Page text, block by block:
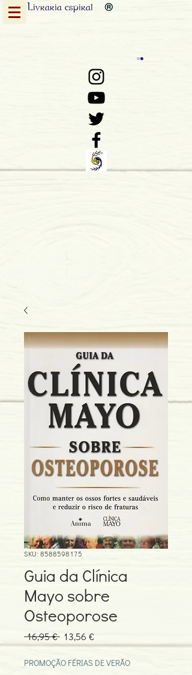
Livraria espiral
SKU: 8588598175
Guia da Clínica
Mayo sobre
Osteoporose
16,95 € Preço
normal
13,56 €Preço
promocional
PROMOÇÃO FÉRIAS DE VERÃO